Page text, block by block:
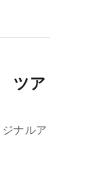
ツア
ナルア